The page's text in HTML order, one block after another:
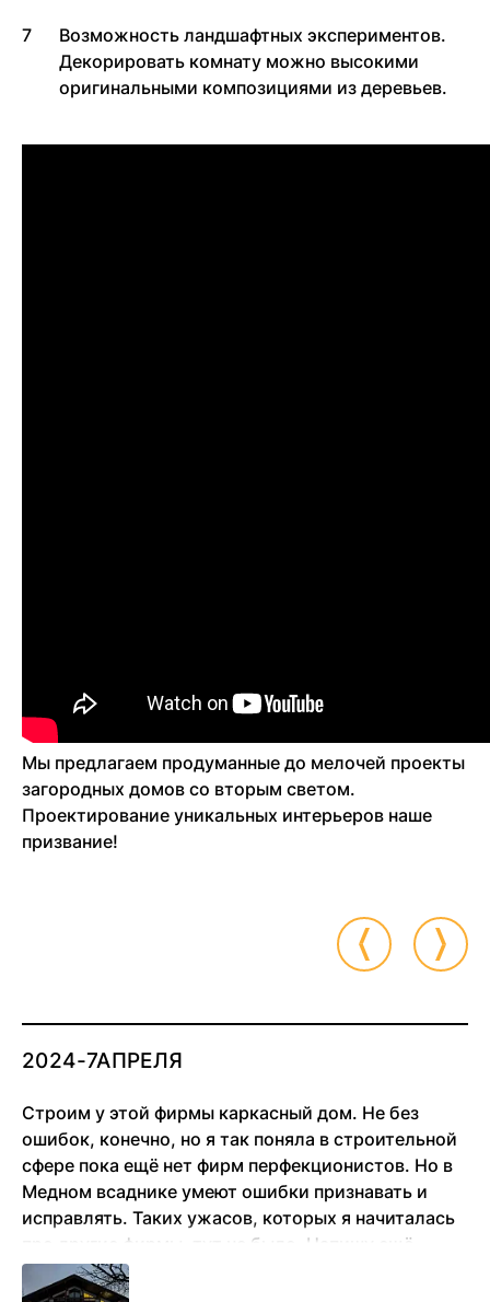
Возможность ландшафтных экспериментов.
Декорировать комнату можно высокими
оригинальными композициями из деревьев.
Мы предлагаем продуманные до мелочей проекты
загородных домов со вторым светом.
Проектирование уникальных интерьеров наше
призвание!
2024-7АПРЕЛЯ
Строим у этой фирмы каркасный дом. Не без
ошибок, конечно, но я так поняла в строительной
сфере пока ещё нет фирм перфекционистов. Но в
Медном всаднике умеют ошибки признавать и
исправлять. Таких ужасов, которых я начиталась
про другие фирмы, тут не было. Напишу ещё
позже отзыв, когда несколько лет в доме
проживём